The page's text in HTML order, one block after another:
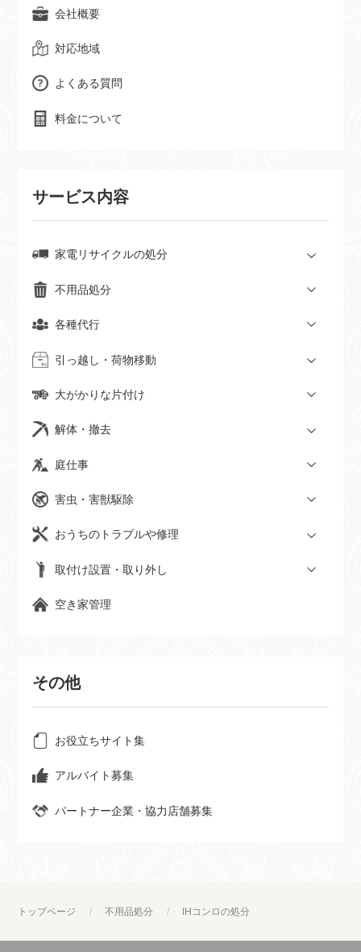
会社概要
対応地域
よくある質問
料金について
サービス内容
家電リサイクルの処分
不用品処分
各種代行
引っ越し・荷物移動
大がかりな片付け
解体・撤去
庭仕事
害虫・害獣駆除
おうちのトラブルや修理
取付け設置・取り外し
空き家管理
その他
お役立ちサイト集
アルバイト募集
パートナー企業・協力店舗募集
トップページ 不用品処分 IHコンロの処分